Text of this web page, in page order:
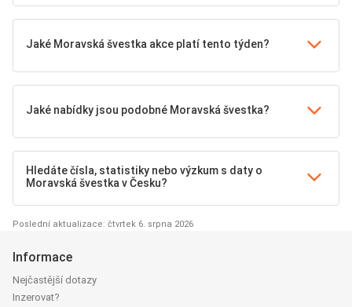
Jaké Moravská švestka akce platí tento týden?
Jaké nabídky jsou podobné Moravská švestka?
Hledáte čísla, statistiky nebo výzkum s daty o
Moravská švestka v Česku?
Poslední aktualizace: čtvrtek 6. srpna 2026
Informace
Nejčastější dotazy
Inzerovat?